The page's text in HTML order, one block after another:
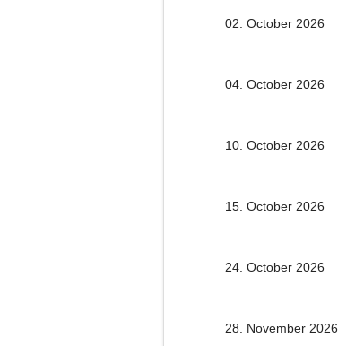
02. October 2026
04. October 2026
10. October 2026
15. October 2026
24. October 2026
28. November 2026